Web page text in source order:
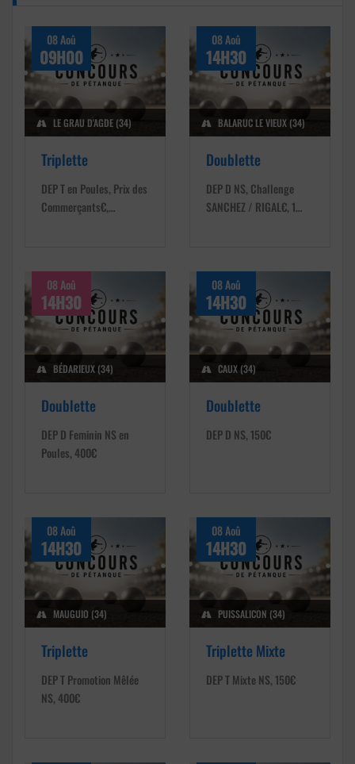
08 Aoû
09H00
LE GRAU D'AGDE (34)
Triplette
DEP T en Poules, Prix des
Commerçants€,…
08 Aoû
14H30
BALARUC LE VIEUX (34)
Doublette
DEP D NS, Challenge
SANCHEZ / RIGAL€, 1…
08 Aoû
14H30
BÉDARIEUX (34)
Doublette
DEP D Feminin NS en
Poules, 400€
08 Aoû
14H30
CAUX (34)
Doublette
DEP D NS, 150€
08 Aoû
14H30
MAUGUIO (34)
Triplette
DEP T Promotion Mêlée
NS, 400€
08 Aoû
14H30
PUISSALICON (34)
Triplette Mixte
DEP T Mixte NS, 150€